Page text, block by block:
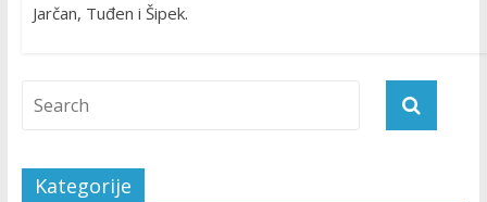
Jarčan, Tuđen i Šipek.
Kategorije